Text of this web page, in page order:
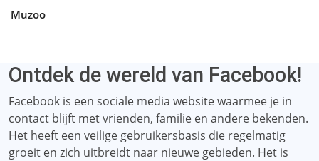
Muzoo
Ontdek de wereld van Facebook!
Facebook is een sociale media website waarmee je in
contact blijft met vrienden, familie en andere bekenden.
Het heeft een veilige gebruikersbasis die regelmatig
groeit en zich uitbreidt naar nieuwe gebieden. Het is